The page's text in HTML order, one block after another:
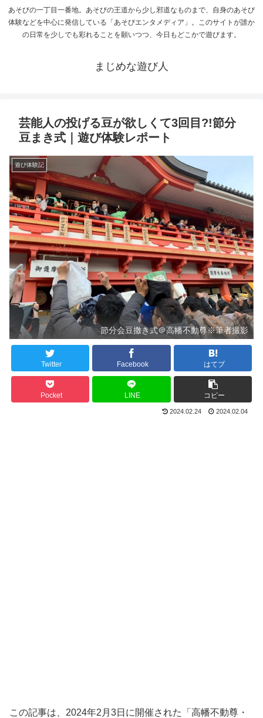
あそびの一丁目一番地。あそびの王道から少し邪道なものまで、自身のあそび
体験などを中心に発信している「あそびエンタメディア」。このサイトが誰か
の日常を少しでも彩れることを願いつつ、今日もどこかで遊びます。
まじめな遊び人
芸能人の投げる豆が欲しくて3回目?!節分
豆まき式｜遊び体験レポート
遊び体験記
節分会豆撒き式＠高幡不動尊※筆者撮影
Twitter Facebook はてブ
Pocket LINE コピー
2024.02.24 2024.02.04
この記事は、2024年2月3日に開催された「高幡不動尊・